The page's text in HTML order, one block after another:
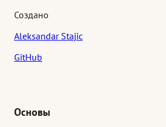
Создано
Aleksandar Stajic
GitHub
Основы